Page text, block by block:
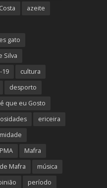
azeite
gato
Silva
19
cultura
desporto
que eu Gosto
ericeira
Mafra
Mafra
música
período